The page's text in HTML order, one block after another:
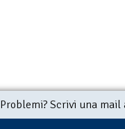
Problemi? Scrivi una